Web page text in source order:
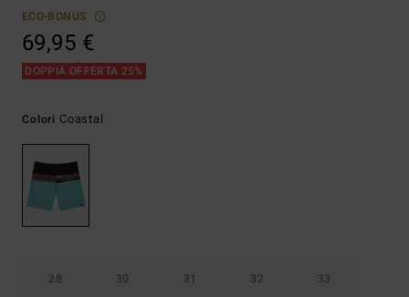
ECO-BONUS
69,95 €
DOPPIA OFFERTA 25%
Colori Coastal
28 30 31 32 33